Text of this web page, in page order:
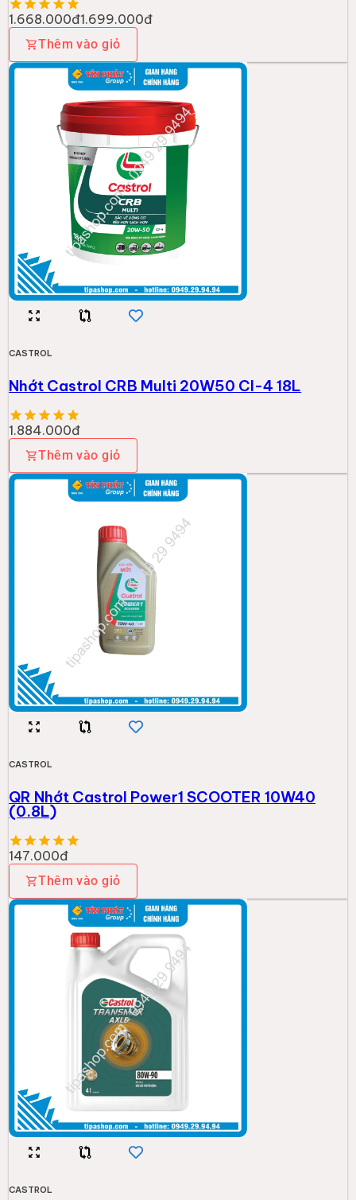
1.668.000đ1.699.000đ
Thêm vào giỏ
CASTROL
Nhớt Castrol CRB Multi 20W50 CI-4 18L
1.884.000đ
Thêm vào giỏ
CASTROL
QR Nhớt Castrol Power1 SCOOTER 10W40
(0.8L)
147.000đ
Thêm vào giỏ
CASTROL